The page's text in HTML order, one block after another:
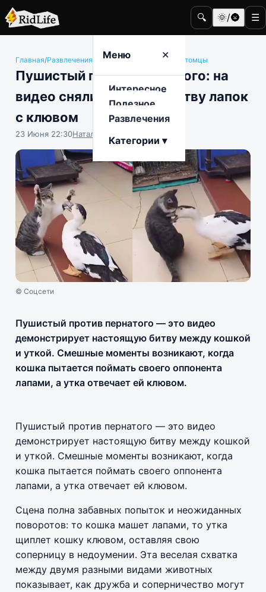
🔍 🌞/🌚 ☰
Меню ✕
Интересное
Полезное
Развлечения
Категории ▾
Главная/Развлечения Животные и домашние питомцы
Пушистый против пернатого: на
видео сняли забавную битву лапок
с клювом
23 Июня 22:30Наталья Герасимова
© Соцсети
Пушистый против пернатого — это видео
демонстрирует настоящую битву между кошкой
и уткой. Смешные моменты возникают, когда
кошка пытается поймать своего оппонента
лапами, а утка отвечает ей клювом.
Пушистый против пернатого — это видео
демонстрирует настоящую битву между кошкой
и уткой. Смешные моменты возникают, когда
кошка пытается поймать своего оппонента
лапами, а утка отвечает ей клювом.
Сцена полна забавных попыток и неожиданных
поворотов: то кошка машет лапами, то утка
щиплет кошку клювом, оставляя свою
соперницу в недоумении. Эта веселая схватка
между двумя разными видами животных
показывает, как дружба и соперничество могут